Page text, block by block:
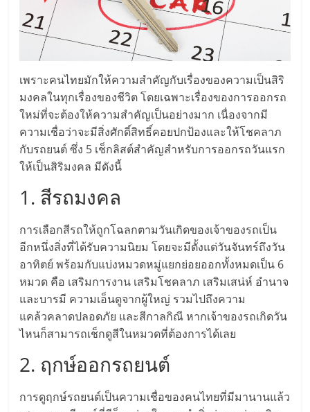
แฟ
รน
ไชส์,
รวม
แฟ
รน
ไชส์
ขาย
แฟ
รน
ไชส์
เพราะคนไทยมักให้ความสำคัญกับเรื่องของความเป็นสิริ
มงคลในทุกเรื่องของชีวิต โดยเฉพาะเรื่องของการออกรถ
ใหม่ที่จะต้องให้ความสำคัญเป็นอย่างมาก เนื่องจากมี
ความเชื่อว่าจะมีสิ่งศักดิ์สิทธิ์คอยปกป้องและให้โชคลาภ
กับรถยนต์ ซึ่ง 5 เช็กลิสต์สำคัญสำหรับการออกรถวันแรก
ให้เป็นสิริมงคล มีดังนี้
1. สีรถมงคล
การเลือกสีรถให้ถูกโฉลกตามวันเกิดของเจ้าของรถเป็น
อีกหนึ่งสิ่งที่ได้รับความนิยม โดยจะมีตั้งแต่วันจันทร์ถึงวัน
อาทิตย์ พร้อมกับแบ่งหมวดหมู่แยกย่อยออกทั้งหมดเป็น 6
หมวด คือ เสริมการงาน เสริมโชคลาภ เสริมเสน่ห์ อำนาจ
และบารมี ความเอ็นดูจากผู้ใหญ่ รวมไปถึงความ
แคล้วคลาดปลอดภัย และสีกาลกิณี หากเจ้าของรถเกิดวัน
ไหนก็สามารถเช็กดูสีในหมวดที่ต้องการได้เลย
2. ฤกษ์ออกรถยนต์
การดูฤกษ์รถยนต์เป็นความเชื่อของคนไทยที่มีมานานแล้ว